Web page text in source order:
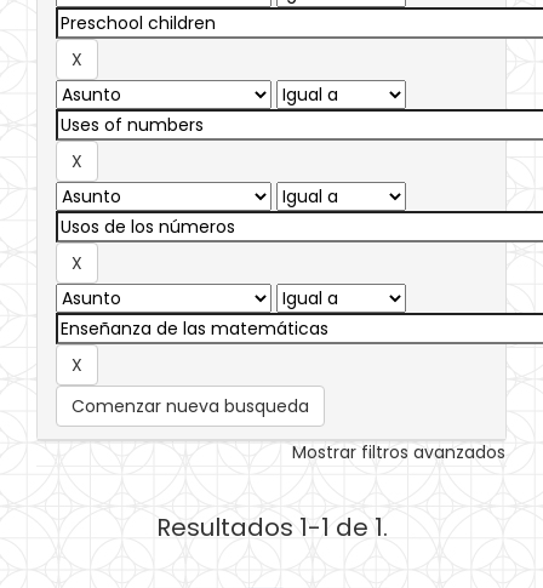
Comenzar nueva busqueda
Mostrar filtros avanzados
Resultados 1-1 de 1.